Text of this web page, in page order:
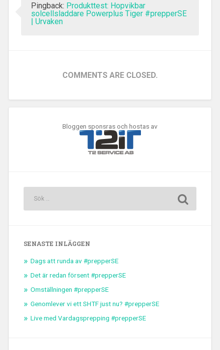
Pingback: Produkttest: Hopvikbar
solcellsladdare Powerplus Tiger #prepperSE
| Urvaken
COMMENTS ARE CLOSED.
Bloggen sponsras och hostas av
SENASTE INLÄGGEN
Dags att runda av #prepperSE
Det är redan försent #prepperSE
Omställningen #prepperSE
Genomlever vi ett SHTF just nu? #prepperSE
Live med Vardagsprepping #prepperSE